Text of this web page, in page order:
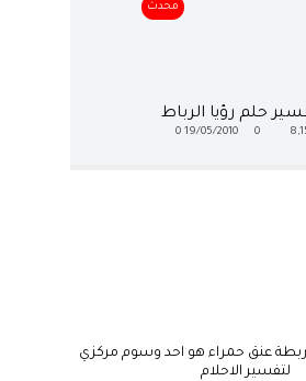
محدث
حلم رؤيا الرباط
19/05/2010
0
عنق حمراء هو احد وسوم مركزي
لتفسير الاحلام